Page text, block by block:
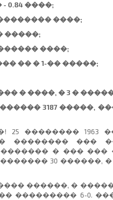
0.84 ����;
����;
�����;
����;
�� � 1-�� �����;
� ����, � 3 �
3187 �����,
25 �������� 1963
�������� ���
� ���
30 ������, �
������, �
��������� 6-0.